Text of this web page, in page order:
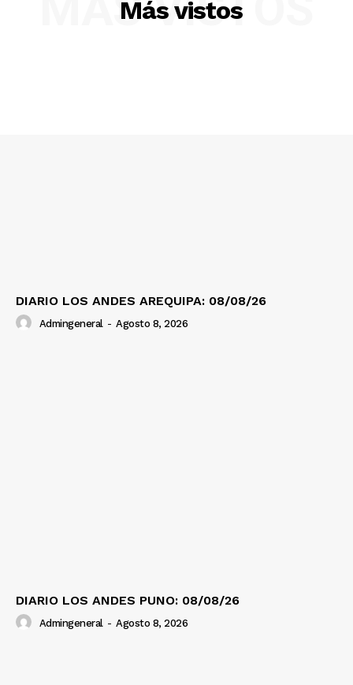
Más vistos
DIARIO LOS ANDES AREQUIPA: 08/08/26
Admingeneral - Agosto 8, 2026
DIARIO LOS ANDES PUNO: 08/08/26
Admingeneral - Agosto 8, 2026